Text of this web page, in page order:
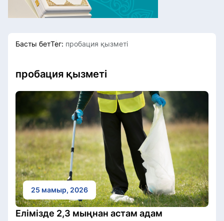
Мәдениет
Басты бетТег: пробация қызметі
пробация қызметі
25 мамыр, 2026
Елімізде 2,3 мыңнан астам адам